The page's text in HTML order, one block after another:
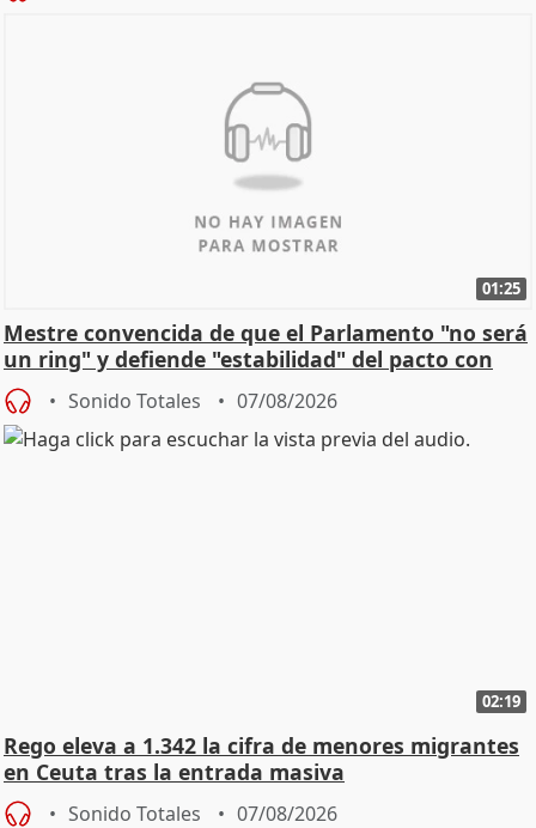
01:25
Mestre convencida de que el Parlamento "no será
un ring" y defiende "estabilidad" del pacto con
Vox
Sonido Totales 07/08/2026
02:19
Rego eleva a 1.342 la cifra de menores migrantes
en Ceuta tras la entrada masiva
Sonido Totales 07/08/2026